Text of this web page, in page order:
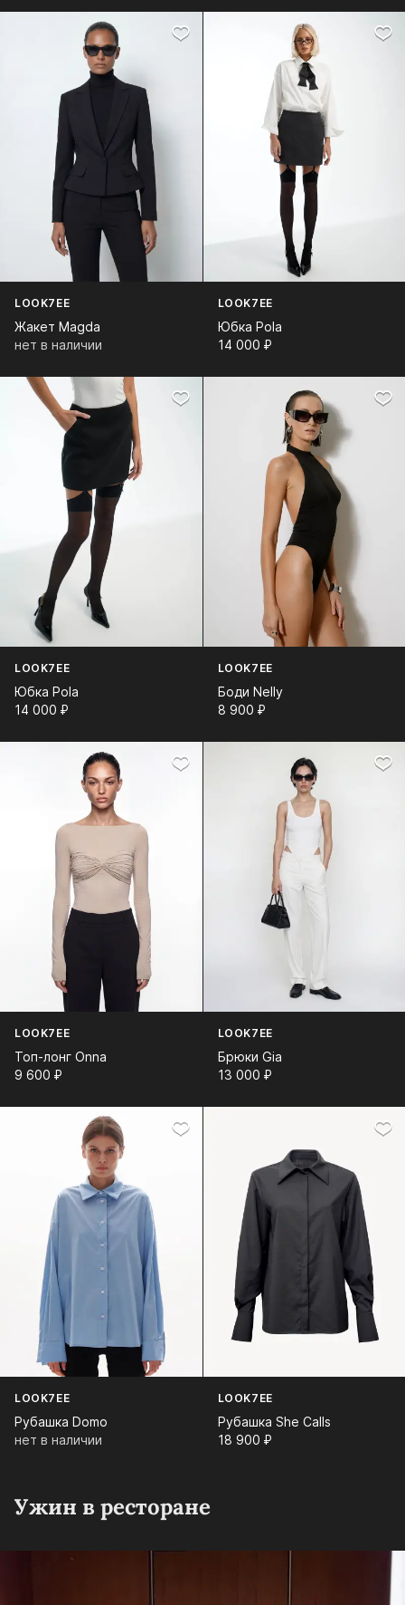
LOOK7EE
Жакет Magda
нет в наличии
LOOK7EE
Юбка Pola
14 000⁠ ⁠₽
LOOK7EE
Юбка Pola
14 000⁠ ⁠₽
LOOK7EE
Боди Nelly
8 900⁠ ⁠₽
LOOK7EE
Топ-лонг Onna
9 600⁠ ⁠₽
LOOK7EE
Брюки Gia
13 000⁠ ⁠₽
LOOK7EE
Рубашка Domo
нет в наличии
LOOK7EE
Рубашка She Calls
18 900⁠ ⁠₽
Ужин в ресторане